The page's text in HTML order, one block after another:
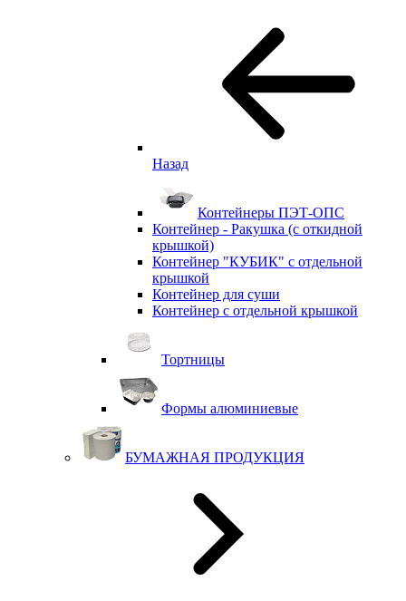
Назад
Контейнеры ПЭТ-ОПС
Контейнер - Ракушка (с откидной
крышкой)
Контейнер "КУБИК" с отдельной
крышкой
Контейнер для суши
Контейнер с отдельной крышкой
Тортницы
Формы алюминиевые
БУМАЖНАЯ ПРОДУКЦИЯ